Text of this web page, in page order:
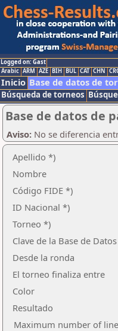
Logged on: Gast
Arabic ARM AZE BIH BUL CAT CHN
Inicio Base de datos de
Búsqueda de torneos
Base de datos de
Aviso: No se diferencia
Apellido *)
Nombre
Código FIDE *)
ID Nacional *)
Torneo *)
Clave de la Base de
Desde la ronda
El torneo finaliza entre
Color
Resultado
Maximum number of